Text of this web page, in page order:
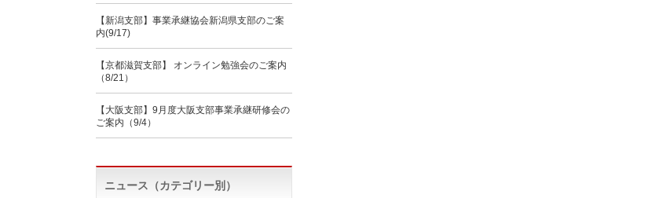
【新潟支部】事業承継協会新潟県支部のご案
内(9/17)
【京都滋賀支部】 オンライン勉強会のご案内
（8/21）
【大阪支部】9月度大阪支部事業承継研修会の
ご案内（9/4）
ニュース（カテゴリー別）